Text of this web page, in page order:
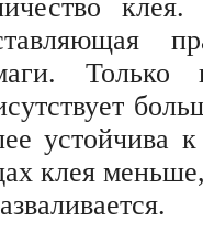
устойчива
клея